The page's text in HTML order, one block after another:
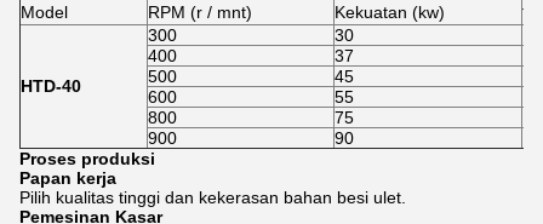
Model
RPM (r / mnt) Kekuatan (kw)
HTD-40
300 30
400
37
500
45
600
55
800
75
900
90
Proses produksi
Papan kerja
Pilih kualitas tinggi dan kekerasan bahan besi ulet.
Pemesinan Kasar